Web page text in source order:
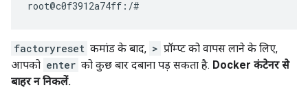
factoryreset कमांड के बाद, > प्रॉम्प्ट को वापस लाने के लिए,
आपको enter को कुछ बार दबाना पड़ सकता है. Docker कंटेनर से
बाहर न निकलें.